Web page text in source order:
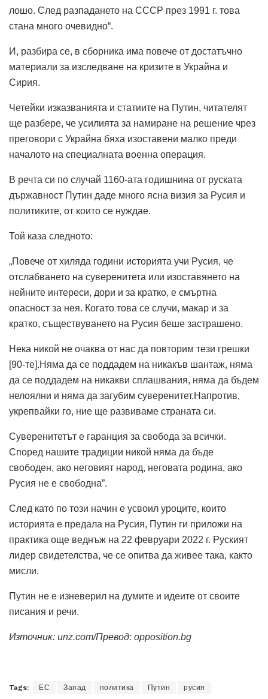
лошо. След разпадането на СССР през 1991 г. това
стана много очевидно“.
И, разбира се, в сборника има повече от достатъчно
материали за изследване на кризите в Украйна и
Сирия.
Четейки изказванията и статиите на Путин, читателят
ще разбере, че усилията за намиране на решение чрез
преговори с Украйна бяха изоставени малко преди
началото на специалната военна операция.
В речта си по случай 1160-ата годишнина от руската
държавност Путин даде много ясна визия за Русия и
политиките, от които се нуждае.
Той каза следното:
„Повече от хиляда години историята учи Русия, че
отслабването на суверенитета или изоставянето на
нейните интереси, дори и за кратко, е смъртна
опасност за нея. Когато това се случи, макар и за
кратко, съществуването на Русия беше застрашено.
Нека никой не очаква от нас да повторим тези грешки
[90-те].Няма да се поддадем на никакъв шантаж, няма
да се поддадем на никакви сплашвания, няма да бъдем
нелоялни и няма да загубим суверенитет.Напротив,
укрепвайки го, ние ще развиваме страната си.
Суверенитетът е гаранция за свобода за всички.
Според нашите традиции никой няма да бъде
свободен, ако неговият народ, неговата родина, ако
Русия не е свободна”.
След като по този начин е усвоил уроците, които
историята е предала на Русия, Путин ги приложи на
практика още веднъж на 22 февруари 2022 г. Руският
лидер свидетелства, че се опитва да живее така, както
мисли.
Путин не е изневерил на думите и идеите от своите
писания и речи.
Източник: unz.com/Превод: opposition.bg
Tags: ЕС Запад политика Путин русия